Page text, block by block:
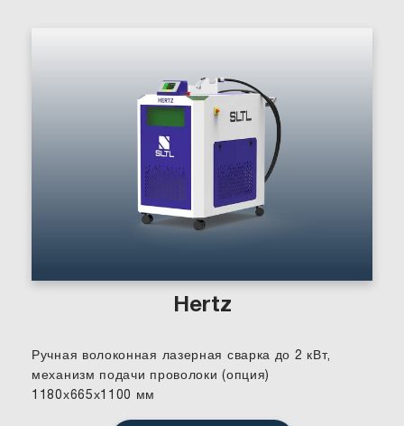
Hertz
Ручная волоконная лазерная сварка до 2 кВт,
механизм подачи проволоки (опция)
1180х665х1100 мм